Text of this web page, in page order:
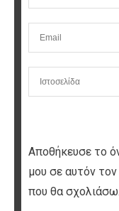
Αποθήκευσε το
μου σε αυτόν
που θα σχολιάσω.